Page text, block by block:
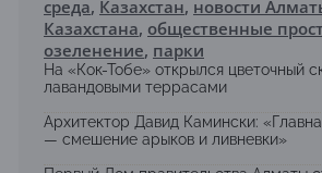
среда, Казахстан, новости
Казахстана, общественные
озеленение, парки
На «Кок-Тобе» открылся цветочный
лавандовыми террасами
Архитектор Давид Камински:
— смешение арыков и ливневки»